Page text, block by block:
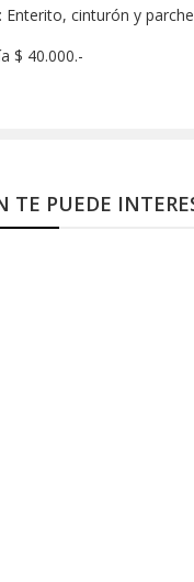
Enterito, cinturón y
$ 40.000.-
TE PUEDE